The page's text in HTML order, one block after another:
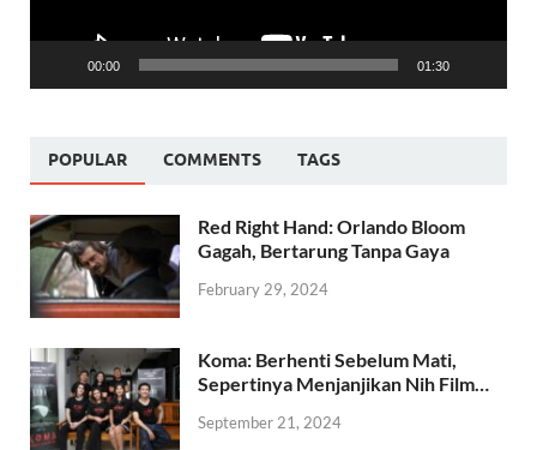
00:00 01:30
POPULAR COMMENTS TAGS
Red Right Hand: Orlando Bloom
Gagah, Bertarung Tanpa Gaya
February 29, 2024
Koma: Berhenti Sebelum Mati,
Sepertinya Menjanjikan Nih Film…
September 21, 2024